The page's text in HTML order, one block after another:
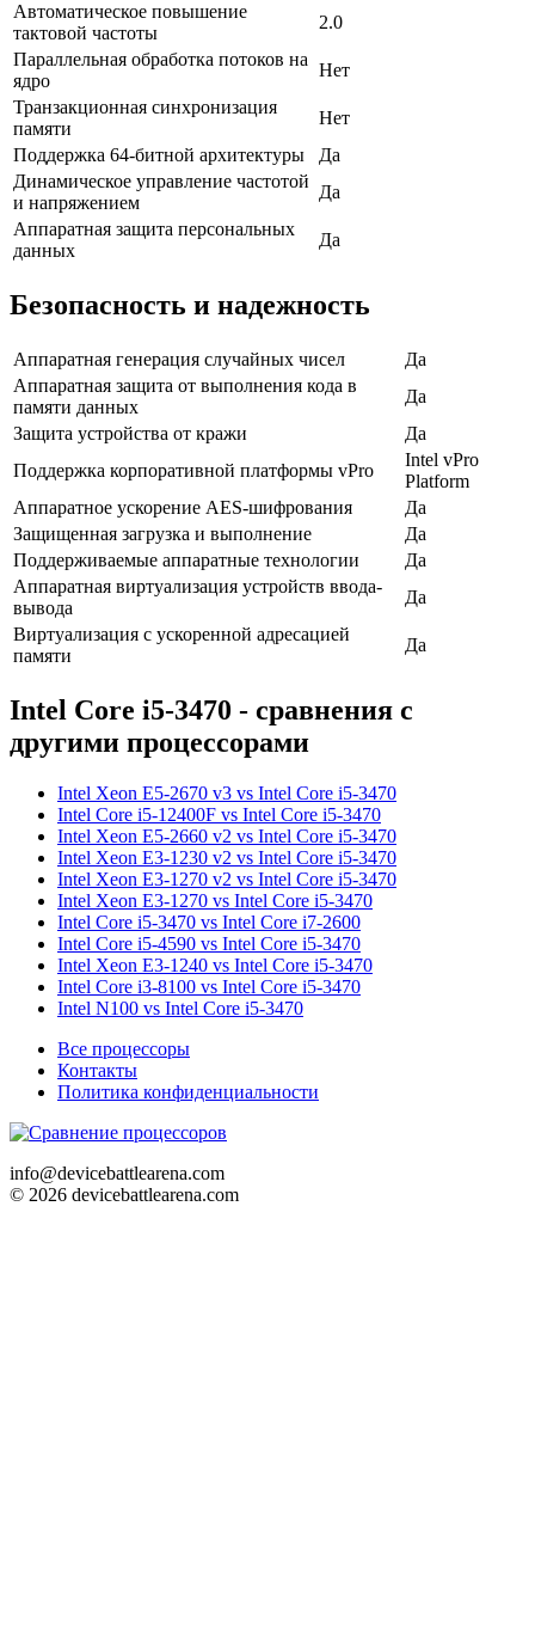
Автоматическое повышение
тактовой частоты
2.0
Параллельная обработка потоков на
ядро
Нет
Транзакционная синхронизация
памяти
Нет
Поддержка 64-битной архитектуры
Да
Динамическое управление частотой
и напряжением
Да
Аппаратная защита персональных
данных
Да
Безопасность и надежность
Аппаратная генерация случайных чисел
Да
Аппаратная защита от выполнения кода в
памяти данных
Да
Защита устройства от кражи
Да
Поддержка корпоративной платформы vPro
Intel vPro
Platform
Аппаратное ускорение AES-шифрования
Да
Защищенная загрузка и выполнение
Да
Поддерживаемые аппаратные технологии
Да
Аппаратная виртуализация устройств ввода-
вывода
Да
Виртуализация с ускоренной адресацией
памяти
Да
Intel Core i5-3470 - сравнения с
другими процессорами
Intel Xeon E5-2670 v3 vs Intel Core i5-3470
Intel Core i5-12400F vs Intel Core i5-3470
Intel Xeon E5-2660 v2 vs Intel Core i5-3470
Intel Xeon E3-1230 v2 vs Intel Core i5-3470
Intel Xeon E3-1270 v2 vs Intel Core i5-3470
Intel Xeon E3-1270 vs Intel Core i5-3470
Intel Core i5-3470 vs Intel Core i7-2600
Intel Core i5-4590 vs Intel Core i5-3470
Intel Xeon E3-1240 vs Intel Core i5-3470
Intel Core i3-8100 vs Intel Core i5-3470
Intel N100 vs Intel Core i5-3470
Все процессоры
Контакты
Политика конфиденциальности
info@devicebattlearena.com
© 2026 devicebattlearena.com